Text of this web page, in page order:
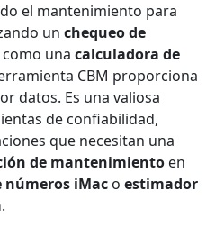
el mantenimiento para
un chequeo de
como una calculadora de
CBM proporciona
datos. Es una valiosa
de confiabilidad,
que necesitan una
de mantenimiento en
números iMac o estimador
.